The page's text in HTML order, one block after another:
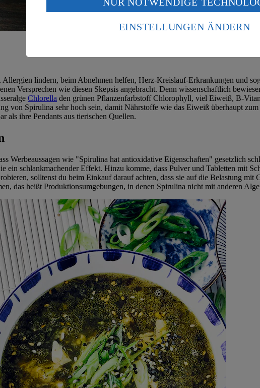
Allergien lindern, beim Abnehmen helfen, Herz-Kreislauf-Erkrankungen und
Versprechen wie diesen Skepsis angebracht. Denn wissenschaftlich
Chlorella den grünen Pflanzenfarbstoff Chlorophyll, viel Eiweiß, B-
von Spirulina sehr hoch sein, damit Nährstoffe wie das Eiweiß überhaupt
als ihre Pendants aus tierischen Quellen.
Werbeaussagen wie "Spirulina hat antioxidative Eigenschaften" gesetzlich
ein schlankmachender Effekt. Hinzu komme, dass Pulver und Tabletten mit
solltenst du beim Einkauf darauf achten, dass sie auf die Belastung
das heißt Produktionsumgebungen, in denen Spirulina nicht mit anderen
ein, dass deine Daten in den USA verarbeitet werden. Der EuGH sieht
einem nach europäischen Standards nicht angemessenen
Risiko eines Zugriffs durch US-amerikanische Behörden.
EINSTELLUNGEN ÄNDERN